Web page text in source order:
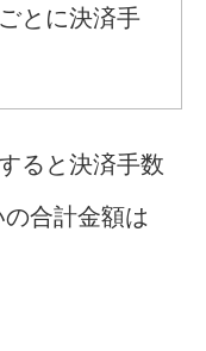
とに決済手
ると決済手数
合計金額は